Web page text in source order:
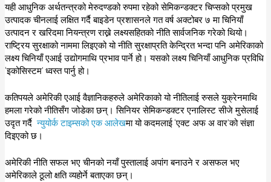
यही आधुनिक अर्थतन्त्रको मेरुदण्डको रुपमा रहेको सेमिकन्डक्टर चिप्सको प्रमुख
उत्पादक चीनलाई लक्षित गर्दै बाइडेन प्रशासनले गत वर्ष अक्टोबर ७ मा चिनियाँ
उत्पादन र खरिदमा नियन्त्रण राख्ने लक्ष्यसहितको नीति सार्वजनिक गरेको थियो।
राष्ट्रिय सुरक्षाको नाममा लिइएको यो नीति सुरक्षाप्रति केन्द्रित भन्दा पनि अमेरिकाको
लक्ष्य चिनियाँ एआई उद्योगमाथि प्रभाव पार्ने हो। यसको लक्ष्य चिनियाँ आधुनिक प्रविधि
‘इकोसिस्टम’ ध्वस्त पार्नु हो।
कतिपयले अमेरिकी एआई वैज्ञानिकहरुले अमेरिकाको यो नीतिलाई रुसले युक्रेनमाथि
हमला गरेको नीतिसँग जोडेका छन्। सिनियर सेमिकन्डक्टर एनालिस्ट सीजे मुसेलाई
उदृत गर्दैन्युयोर्क टाइम्सको एक आलेखमा यो कदमलाई ‘एक्ट अफ अ वार’को संज्ञा
दिइएको छ।
अमेरिकी नीति सफल भए चीनको नयाँ पुस्तालाई अपांग बनाउने र असफल भए
अमेरिकाले ठूलो क्षति व्यहोर्ने बताएका छन्।